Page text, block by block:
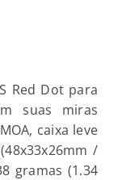
Red Dot para
suas miras
caixa leve
/
gramas (1.34